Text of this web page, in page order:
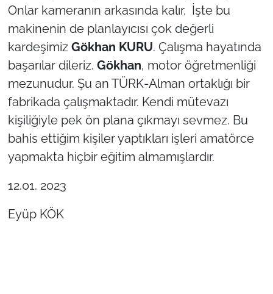
Onlar kameranın arkasında kalır. İşte bu
makinenin de planlayıcısı çok değerli
kardeşimiz Gökhan KURU. Çalışma hayatında
başarılar dileriz. Gökhan, motor öğretmenliği
mezunudur. Şu an TÜRK-Alman ortaklığı bir
fabrikada çalışmaktadır. Kendi mütevazı
kişiliğiyle pek ön plana çıkmayı sevmez. Bu
bahis ettiğim kişiler yaptıkları işleri amatörce
yapmakta hiçbir eğitim almamışlardır.
12.01. 2023
Eyüp KÖK